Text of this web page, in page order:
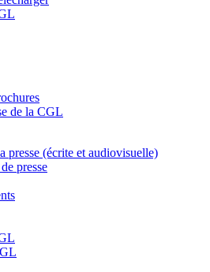
de la CGL
presse (écrite et audiovisuelle)
presse